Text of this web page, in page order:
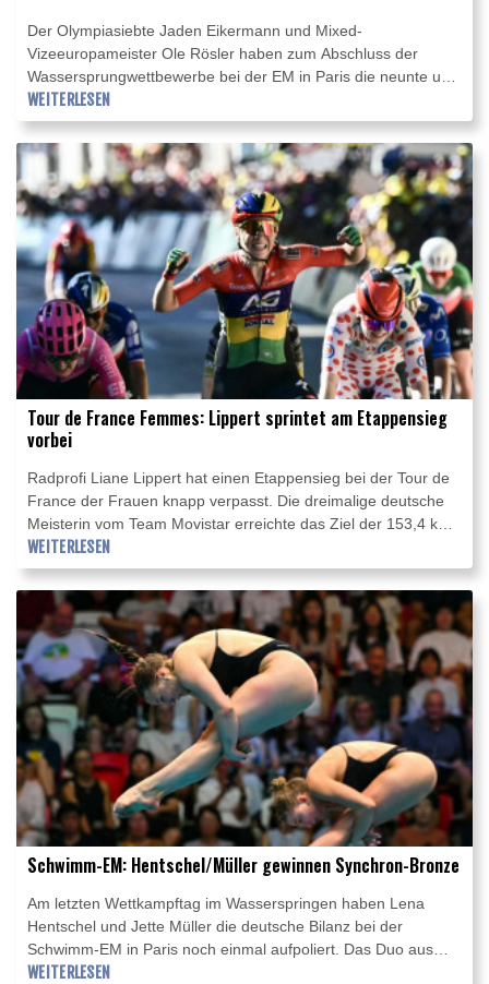
Der Olympiasiebte Jaden Eikermann und Mixed-
Vizeeuropameister Ole Rösler haben zum Abschluss der
Wassersprungwettbewerbe bei der EM in Paris die neunte und
zehnte Medaille für den Deutschen Schwimm-Verband (DSV)
gewonnen. Im Einzelfinale vom Turm am Donnerstag sprang
der 21-jährige Eikermann, im Synchronfinale mit Luis Avila
Sanchez Fünfter und mit dem Team Siebter, mit 513,05
Punkten zu Silber.
WEITERLESEN
Tour de France Femmes: Lippert sprintet am Etappensieg
vorbei
Radprofi Liane Lippert hat einen Etappensieg bei der Tour de
France der Frauen knapp verpasst. Die dreimalige deutsche
Meisterin vom Team Movistar erreichte das Ziel der 153,4 km
langen sechsten Etappe in Tournon-sur-Rhone als Teil einer
Fluchtgruppe, war im kräftezehrenden Sprint um den
Tagessieg aber chancenlos. Beim Erfolg von Kim Le Court-
Pienaar (Mauritius/AG Insurance-Soudal) belegte Lippert den
sechsten Platz. Antonia Niedermaier (Team
Canyon//SRAM/+0:28 Minuten) kam im Weißen Trikot als 14.
mit den Favoriten an.
WEITERLESEN
Schwimm-EM: Hentschel/Müller gewinnen Synchron-Bronze
Am letzten Wettkampftag im Wasserspringen haben Lena
Hentschel und Jette Müller die deutsche Bilanz bei der
Schwimm-EM in Paris noch einmal aufpoliert. Das Duo aus
Berlin und Dresden gewann im Synchronspringen vom 3-m-
WEITERLESEN